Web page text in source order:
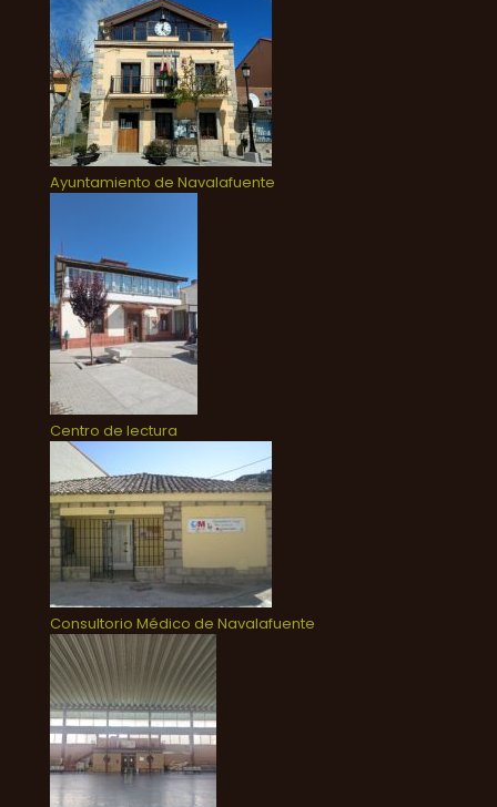
Ayuntamiento de Navalafuente
Centro de lectura
Consultorio Médico de Navalafuente